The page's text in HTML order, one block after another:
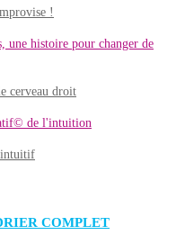
!
une histoire pour changer de
cerveau droit
de l'intuition
intuitif
COMPLET